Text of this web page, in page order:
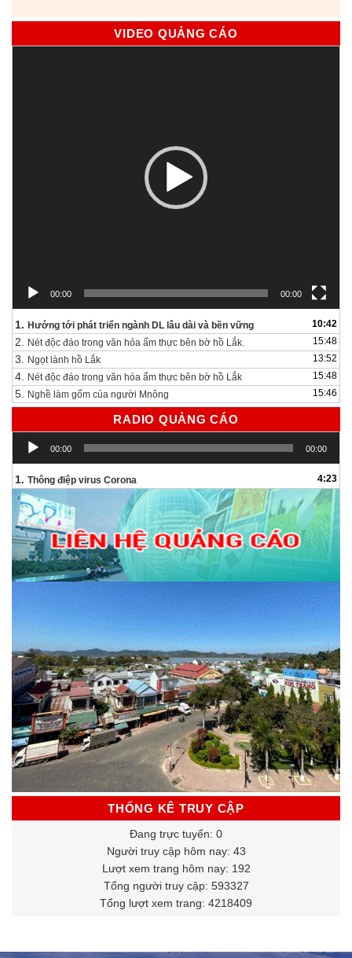
VIDEO QUẢNG CÁO
00:00 00:00
1. Hướng tới phát triển ngành DL lâu dài và bền vững 10:42
2. Nét độc đáo trong văn hóa ẩm thực bên bờ hồ Lắk. 15:48
3. Ngọt lành hồ Lắk 13:52
4. Nét độc đáo trong văn hóa ẩm thực bên bờ hồ Lắk 15:48
5. Nghề làm gốm của người Mnông 15:46
RADIO QUẢNG CÁO
Trình
chơi
Audio
00:00 00:00
1. Thông điệp virus Corona 4:23
THỐNG KÊ TRUY CẬP
Đang trực tuyến: 0
Người truy cập hôm nay: 43
Lượt xem trang hôm nay: 192
Tổng người truy cập: 593327
Tổng lượt xem trang: 4218409